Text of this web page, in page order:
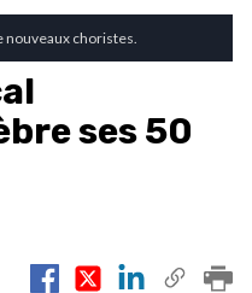
nouveaux choristes.
ses 50